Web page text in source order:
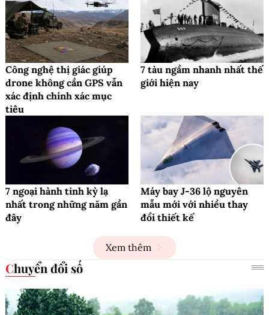
Công nghệ thị giác giúp
drone không cần GPS vẫn
xác định chính xác mục
tiêu
7 tàu ngầm nhanh nhất thế
giới hiện nay
7 ngoại hành tinh kỳ lạ
nhất trong những năm gần
đây
Máy bay J-36 lộ nguyên
mẫu mới với nhiều thay
đổi thiết kế
Xem thêm
Chuyển đổi số